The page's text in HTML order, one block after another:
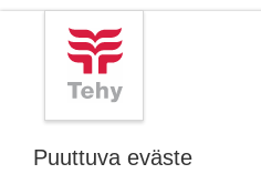
Puuttuva eväste